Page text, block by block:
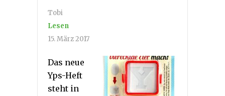
Tobi
Lesen
15. März 2017
Das neue
Yps-Heft
steht in